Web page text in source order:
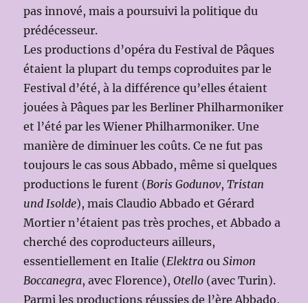
pas innové, mais a poursuivi la politique du
prédécesseur.
Les productions d’opéra du Festival de Pâques
étaient la plupart du temps coproduites par le
Festival d’été, à la différence qu’elles étaient
jouées à Pâques par les Berliner Philharmoniker
et l’été par les Wiener Philharmoniker. Une
manière de diminuer les coûts. Ce ne fut pas
toujours le cas sous Abbado, même si quelques
productions le furent (Boris Godunov,Tristan
und Isolde), mais Claudio Abbado et Gérard
Mortier n’étaient pas très proches, et Abbado a
cherché des coproducteurs ailleurs,
essentiellement en Italie (Elektra ouSimon
Boccanegra, avec Florence),Otello (avec Turin).
Parmi les productions réussies de l’ère Abbado,